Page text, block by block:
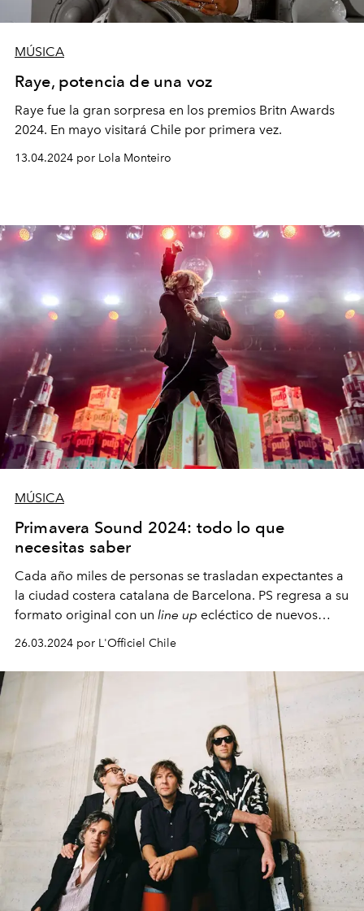
MÚSICA
Raye, potencia de una voz
Raye fue la gran sorpresa en los premios Britn Awards
2024. En mayo visitará Chile por primera vez.
13.04.2024 por Lola Monteiro
MÚSICA
Primavera Sound 2024: todo lo que
necesitas saber
Cada año miles de personas se trasladan expectantes a
la ciudad costera catalana de Barcelona. PS regresa a su
formato original con un line up ecléctico de nuevos
26.03.2024 por L'Officiel Chile